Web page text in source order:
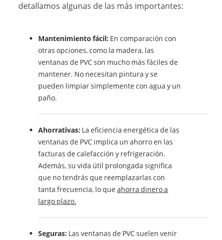
detallamos algunas de las más importantes:
Mantenimiento fácil: En comparación con
otras opciones, como la madera, las
ventanas de PVC son mucho más fáciles de
mantener. No necesitan pintura y se
pueden limpiar simplemente con agua y un
paño.
Ahorrativas: La eficiencia energética de las
ventanas de PVC implica un ahorro en las
facturas de calefacción y refrigeración.
Además, su vida útil prolongada significa
que no tendrás que reemplazarlas con
tanta frecuencia, lo queahorra dinero a
largo plazo.
Seguras: Las ventanas de PVC suelen venir